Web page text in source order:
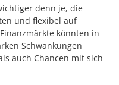
denn je, die
und flexibel auf
könnten in
Schwankungen
auch Chancen mit sich